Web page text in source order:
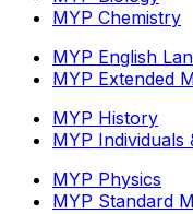
MYP Chemistry
MYP English
MYP Extended
MYP History
MYP Individuals
MYP Physics
MYP Standard